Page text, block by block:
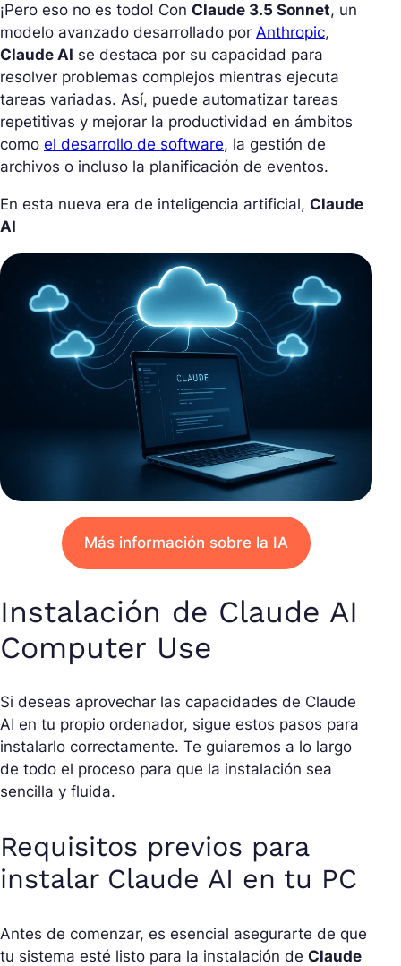
¡Pero eso no es todo! Con Claude 3.5 Sonnet, un
modelo avanzado desarrollado por Anthropic,
Claude AI se destaca por su capacidad para
resolver problemas complejos mientras ejecuta
tareas variadas. Así, puede automatizar tareas
repetitivas y mejorar la productividad en ámbitos
como el desarrollo de software, la gestión de
archivos o incluso la planificación de eventos.
En esta nueva era de inteligencia artificial, Claude
AI
Más información sobre la IA
Instalación de Claude AI
Computer Use
Si deseas aprovechar las capacidades de Claude
AI en tu propio ordenador, sigue estos pasos para
instalarlo correctamente. Te guiaremos a lo largo
de todo el proceso para que la instalación sea
sencilla y fluida.
Requisitos previos para
instalar Claude AI en tu PC
Antes de comenzar, es esencial asegurarte de que
tu sistema esté listo para la instalación de Claude